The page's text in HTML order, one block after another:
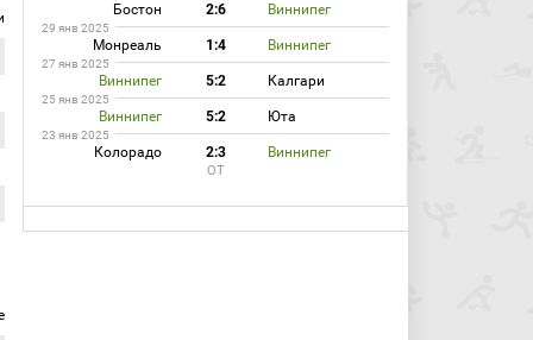
Бостон 2:6 Виннипег
29 янв 2025
Монреаль 1:4 Виннипег
27 янв 2025
Виннипег 5:2 Калгари
25 янв 2025
Виннипег 5:2 Юта
23 янв 2025
Колорадо 2:3 Виннипег
ОТ